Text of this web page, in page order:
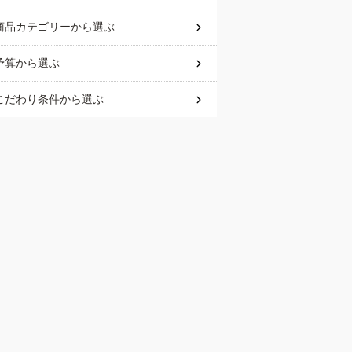
品カテゴリーから選ぶ
算から選ぶ
だわり条件から選ぶ